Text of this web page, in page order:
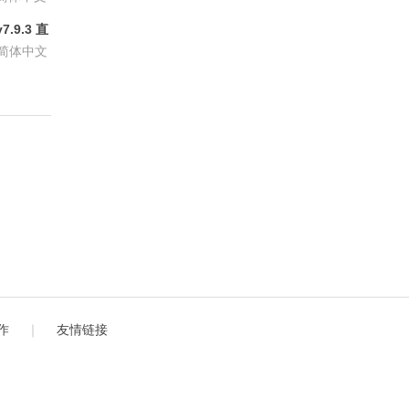
直
员版
体中文
友情链接